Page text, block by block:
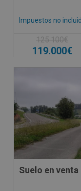
Impuestos no
125.100€
119.000€
Suelo en venta